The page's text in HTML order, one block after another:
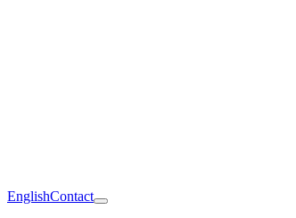
EnglishContact